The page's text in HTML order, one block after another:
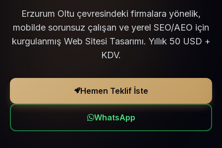
Erzurum Oltu çevresindeki firmalara yönelik,
mobilde sorunsuz çalışan ve yerel SEO/AEO için
kurgulanmış Web Sitesi Tasarımı. Yıllık 50 USD +
KDV.
Hemen Teklif İste
WhatsApp